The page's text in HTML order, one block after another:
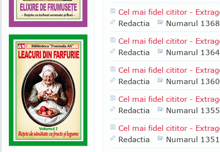
Cel mai fidel cititor -
Redactia
Numarul 1368
Cel mai fidel cititor -
Redactia
Numarul 1364
Cel mai fidel cititor -
Redactia
Numarul 1360
Cel mai fidel cititor -
Redactia
Numarul 1355
Cel mai fidel cititor -
Redactia
Numarul 1351